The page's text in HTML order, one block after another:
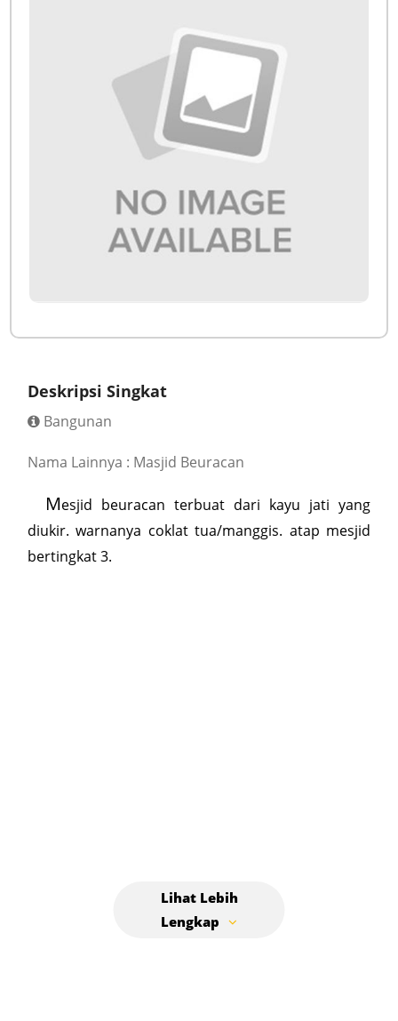
Deskripsi Singkat
Bangunan
Nama Lainnya : Masjid Beuracan
Mesjid beuracan terbuat dari kayu jati yang
diukir. warnanya coklat tua/manggis. atap mesjid
bertingkat 3.